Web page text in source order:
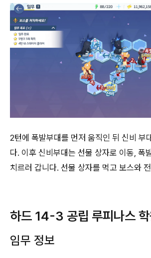
2턴에 폭발부대를 먼저 움직인 뒤 신비 부
다. 이후 신비부대는 선물 상자로 이동, 폭
치르러 갑니다. 선물 상자를 먹고 보스와
하드 14-3 공립 루피나스
임무 정보